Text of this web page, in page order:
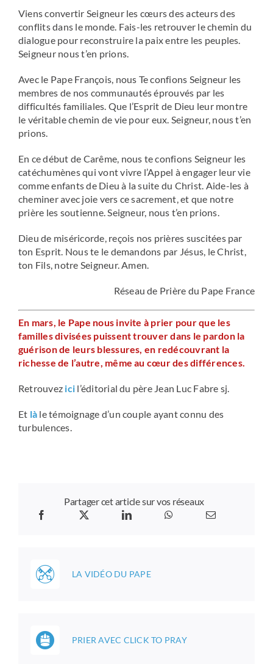
Viens convertir Seigneur les cœurs des acteurs des
conflits dans le monde. Fais-les retrouver le chemin du
dialogue pour reconstruire la paix entre les peuples.
Seigneur nous t’en prions.
Avec le Pape François, nous Te confions Seigneur les
membres de nos communautés éprouvés par les
difficultés familiales. Que l’Esprit de Dieu leur montre
le véritable chemin de vie pour eux. Seigneur, nous t’en
prions.
En ce début de Carême, nous te confions Seigneur les
catéchumènes qui vont vivre l’Appel à engager leur vie
comme enfants de Dieu à la suite du Christ. Aide-les à
cheminer avec joie vers ce sacrement, et que notre
prière les soutienne. Seigneur, nous t’en prions.
Dieu de miséricorde, reçois nos prières suscitées par
ton Esprit. Nous te le demandons par Jésus, le Christ,
ton Fils, notre Seigneur. Amen.
Réseau de Prière du Pape France
En mars, le Pape nous invite à prier pour que les
familles divisées puissent trouver dans le pardon la
guérison de leurs blessures, en redécouvrant la
richesse de l’autre, même au cœur des différences.
Retrouvez ici l’éditorial du père Jean Luc Fabre sj.
Et là le témoignage d’un couple ayant connu des
turbulences.
Partager cet article sur vos réseaux
LA VIDÉO DU PAPE
PRIER AVEC CLICK TO PRAY